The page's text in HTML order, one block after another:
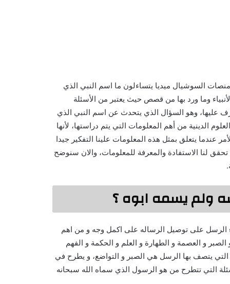
السوشيال ميديا يتساءلون ما اسم النبي الذي
وما ورد بها من قصص حيث يعتبر من الأسئلة
عليها، وهو السؤال الذي يتحدث عن اسم النبي الذي
الدينية من أهم المعلومات التي يتم دراستها، لأنها
عندما يتعلق بمثل هذه المعلومات علينا التفكير جيدا
لنا الاستفادة والمعرفة للمعلومات، والان سنوضح
ولم يسمه ابوه ؟
الرسل على توصيل الرساله على اكمل وجه و من اهم
و العصمة و الطهارة و العلم و الحكمة و الفهم
التي يتصف بها الرسل هي الصبر و التواضع، و يطرح في
التي تتطرح من هو الرسول الذي سماه الله سبحانه